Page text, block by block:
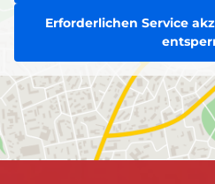
Erforderlichen Service